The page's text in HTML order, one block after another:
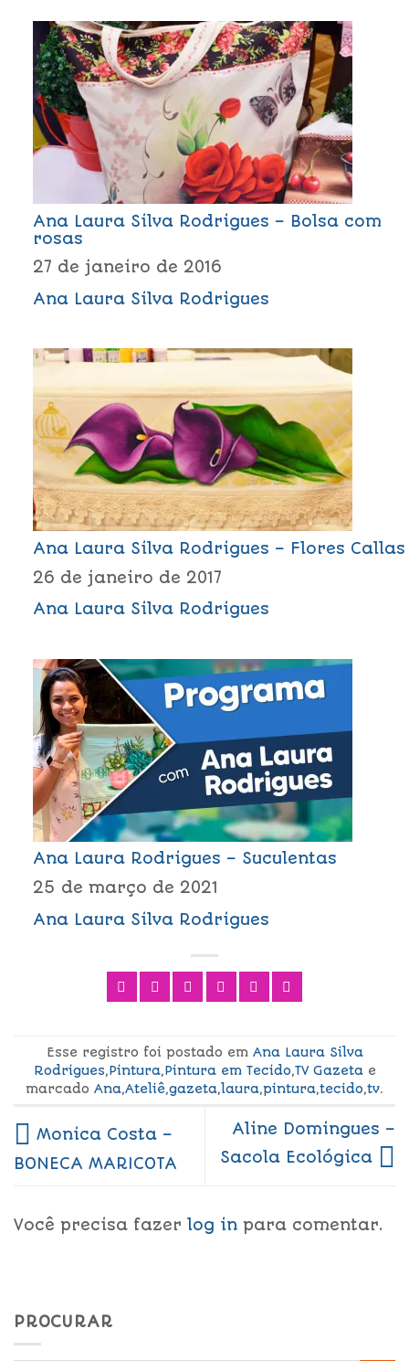
Ana Laura Silva Rodrigues – Bolsa com
rosas
27 de janeiro de 2016
Ana Laura Silva Rodrigues
Ana Laura Silva Rodrigues – Flores Callas
26 de janeiro de 2017
Ana Laura Silva Rodrigues
Ana Laura Rodrigues – Suculentas
25 de março de 2021
Ana Laura Silva Rodrigues
Esse registro foi postado em Ana Laura Silva
Rodrigues,Pintura,Pintura em Tecido,TV Gazetae
marcado Ana,Ateliê,gazeta,laura,pintura,tecido,tv.
Monica Costa –
BONECA MARICOTA
Aline Domingues –
Sacola Ecológica
Você precisa fazer log in para comentar.
PROCURAR